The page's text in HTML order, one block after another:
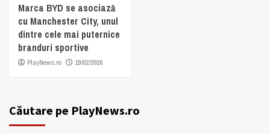
Marca BYD se asociază
cu Manchester City, unul
dintre cele mai puternice
branduri sportive
PlayNews.ro 19/02/2026
Căutare pe PlayNews.ro